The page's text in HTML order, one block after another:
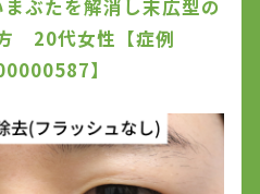
まぶたを解消し末広型の
20代女性【症例
】